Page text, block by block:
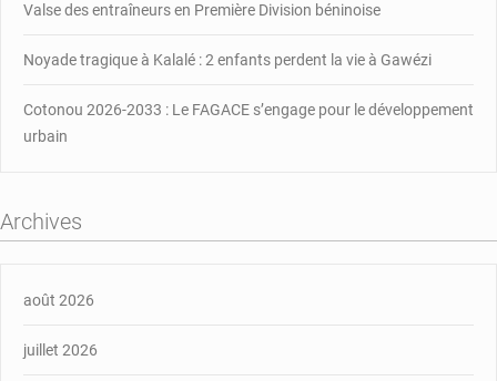
Valse des entraîneurs en Première Division béninoise
Noyade tragique à Kalalé : 2 enfants perdent la vie à Gawézi
Cotonou 2026-2033 : Le FAGACE s’engage pour le développement
urbain
Archives
août 2026
juillet 2026